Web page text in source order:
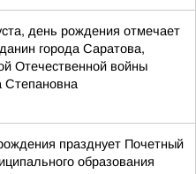
день рождения отмечает
города Саратова,
Отечественной войны
Степановна
празднует Почетный
образования